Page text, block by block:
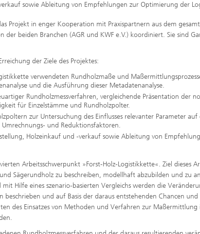
sowie Ableitung von Empfehlungen zur Optimierung der
Projekt in enger Kooperation mit Praxispartnern aus dem
beiden Branchen (AGR und KWF e.V.) koordiniert. Sie sind
der Ziele des Projektes:
verwendeten Rundholzmaße und
und die Ausführung dieser Metadatenanalyse.
Rundholzmessverfahren, vergleichende Präsentation der
für Einzelstämme und Rundholzpolter.
zur Untersuchung des Einflusses relevanter Parameter auf
und Reduktionsfaktoren.
Holzeinkauf und -verkauf sowie Ableitung von
Arbeitsschwerpunkt »Forst-Holz-Logistikkette«. Ziel dieses
Sägerundholz zu beschreiben, modellhaft abzubilden und zu
Hilfe eines szenario-basierten Vergleichs werden die
und auf Basis der daraus entstehenden Chancen und
des Einsatzes von Methoden und Verfahren zur